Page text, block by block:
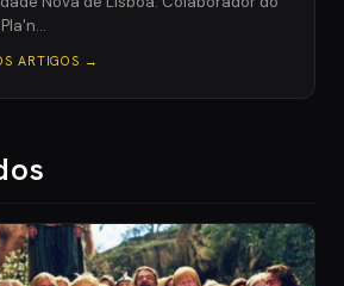
ARTIGOS →